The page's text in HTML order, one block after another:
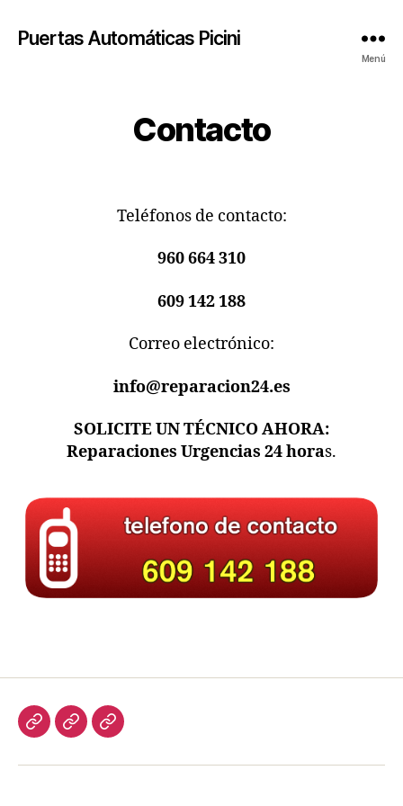
Puertas Automáticas Picini
Menú
Contacto
Teléfonos de contacto:
960 664 310
609 142 188
Correo electrónico:
info@reparacion24.es
SOLICITE UN TÉCNICO AHORA:
Reparaciones Urgencias 24 horas.
InicioServiciosContacto